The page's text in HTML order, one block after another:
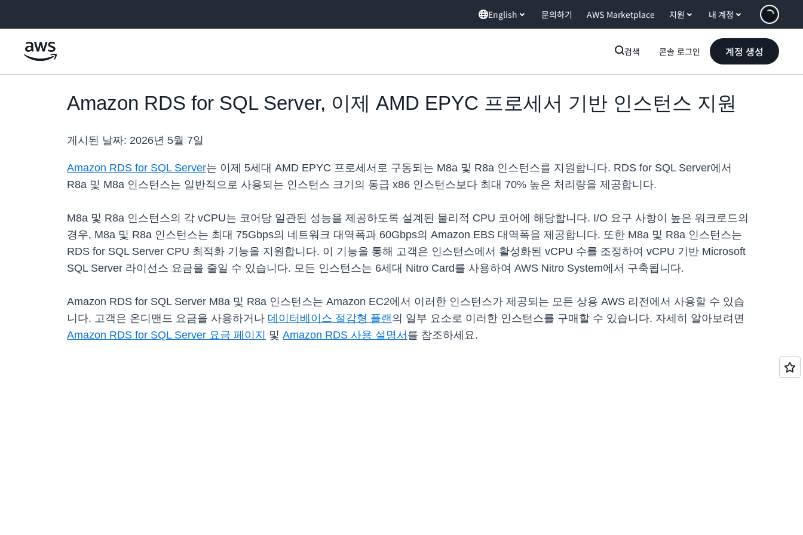
English 문의하기 AWS Marketplace 지원 내 계정
검색 콘솔 로그인 계정 생성
Amazon RDS for SQL Server, 이제 AMD EPYC 프로세서 기반 인스턴스 지원
게시된 날짜: 2026년 5월 7일
Amazon RDS for SQL Server는 이제 5세대 AMD EPYC 프로세서로 구동되는 M8a 및 R8a 인스턴스를 지원합니다. RDS for SQL Server에서
R8a 및 M8a 인스턴스는 일반적으로 사용되는 인스턴스 크기의 동급 x86 인스턴스보다 최대 70% 높은 처리량을 제공합니다.
M8a 및 R8a 인스턴스의 각 vCPU는 코어당 일관된 성능을 제공하도록 설계된 물리적 CPU 코어에 해당합니다. I/O 요구 사항이 높은 워크로드의
경우, M8a 및 R8a 인스턴스는 최대 75Gbps의 네트워크 대역폭과 60Gbps의 Amazon EBS 대역폭을 제공합니다. 또한 M8a 및 R8a 인스턴스는
RDS for SQL Server CPU 최적화 기능을 지원합니다. 이 기능을 통해 고객은 인스턴스에서 활성화된 vCPU 수를 조정하여 vCPU 기반 Microsoft
SQL Server 라이선스 요금을 줄일 수 있습니다. 모든 인스턴스는 6세대 Nitro Card를 사용하여 AWS Nitro System에서 구축됩니다.
Amazon RDS for SQL Server M8a 및 R8a 인스턴스는 Amazon EC2에서 이러한 인스턴스가 제공되는 모든 상용 AWS 리전에서 사용할 수 있습
니다. 고객은 온디맨드 요금을 사용하거나 데이터베이스 절감형 플랜의 일부 요소로 이러한 인스턴스를 구매할 수 있습니다. 자세히 알아보려면
Amazon RDS for SQL Server 요금 페이지
및 Amazon RDS 사용 설명서 를 참조하세요.